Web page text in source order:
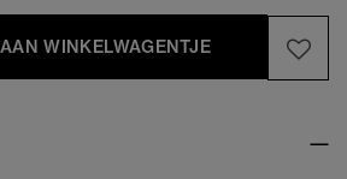
WINKELWAGENTJE